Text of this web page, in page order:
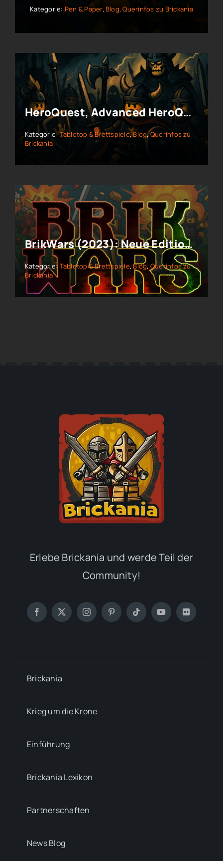
Kategorie: Pen & Paper, Blog,Querinfos zu Brickania
HeroQuest, Advanced HeroQuest & Warhammer Quest – Der Weg in die Dungeons
Kategorie:Tabletop & Brettspiele,Blog,Querinfos zu
Brickania
BrikWars (2023): Neue Edition von Modiphius – Chaos-Tabletop mit Klemmbausteinen
Kategorie: Tabletop & Brettspiele,Blog, Querinfos zu
Brickania
Erlebe Brickania und werde Teil der
Community!
Brickania
Krieg um die Krone
Einführung
Brickania Lexikon
Partnerschaften
News Blog